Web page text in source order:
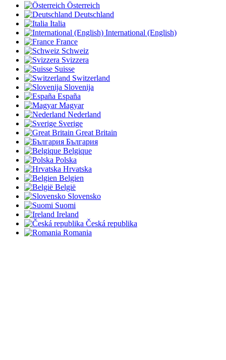
Österreich
Deutschland
Italia
International (English)
France
Schweiz
Svizzera
Suisse
Switzerland
Slovenija
España
Magyar
Nederland
Sverige
Great Britain
България
Belgique
Polska
Hrvatska
Belgien
België
Slovensko
Suomi
Ireland
Česká republika
Romania